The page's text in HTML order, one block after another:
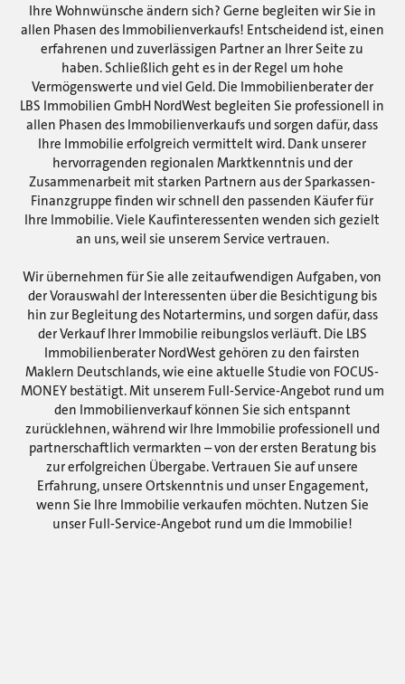
Ihre Wohnwünsche ändern sich? Gerne begleiten wir Sie in
allen Phasen des Immobilienverkaufs! Entscheidend ist, einen
erfahrenen und zuverlässigen Partner an Ihrer Seite zu
haben. Schließlich geht es in der Regel um hohe
Vermögenswerte und viel Geld. Die Immobilienberater der
LBS Immobilien GmbH NordWest begleiten Sie professionell in
allen Phasen des Immobilienverkaufs und sorgen dafür, dass
Ihre Immobilie erfolgreich vermittelt wird. Dank unserer
hervorragenden regionalen Marktkenntnis und der
Zusammenarbeit mit starken Partnern aus der Sparkassen-
Finanzgruppe finden wir schnell den passenden Käufer für
Ihre Immobilie. Viele Kaufinteressenten wenden sich gezielt
an uns, weil sie unserem Service vertrauen.
Wir übernehmen für Sie alle zeitaufwendigen Aufgaben, von
der Vorauswahl der Interessenten über die Besichtigung bis
hin zur Begleitung des Notartermins, und sorgen dafür, dass
der Verkauf Ihrer Immobilie reibungslos verläuft. Die LBS
Immobilienberater NordWest gehören zu den fairsten
Maklern Deutschlands, wie eine aktuelle Studie von FOCUS-
MONEY bestätigt. Mit unserem Full-Service-Angebot rund um
den Immobilienverkauf können Sie sich entspannt
zurücklehnen, während wir Ihre Immobilie professionell und
partnerschaftlich vermarkten – von der ersten Beratung bis
zur erfolgreichen Übergabe. Vertrauen Sie auf unsere
Erfahrung, unsere Ortskenntnis und unser Engagement,
wenn Sie Ihre Immobilie verkaufen möchten. Nutzen Sie
unser Full-Service-Angebot rund um die Immobilie!